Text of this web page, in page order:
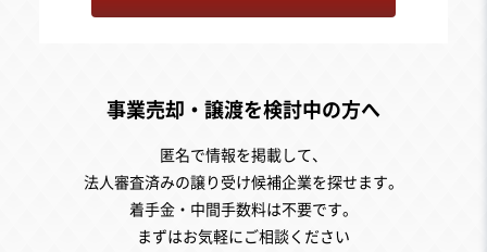
事業売却・譲渡を検討中の方へ
匿名で情報を掲載して、
法人審査済みの譲り受け候補企業を探せます。
着手金・中間手数料は不要です。
まずはお気軽にご相談ください